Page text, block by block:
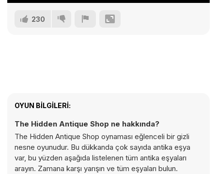
230
OYUN BILGILERI:
The Hidden Antique Shop ne hakkında?
The Hidden Antique Shop oynaması eğlenceli bir gizli
nesne oyunudur. Bu dükkanda çok sayıda antika eşya
var, bu yüzden aşağıda listelenen tüm antika eşyaları
arayın. Zamana karşı yarışın ve tüm eşyaları bulun.